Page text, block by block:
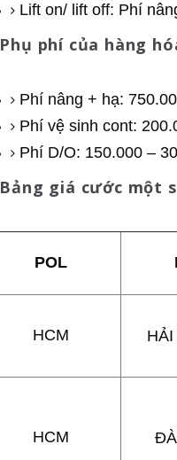
Lift on/ lift off: Phí
Phụ phí của hàng
Phí nâng + hạ:
Phí vệ sinh cont:
Phí D/O: 150.000 –
Bảng giá cước một
POL
HCM
HCM